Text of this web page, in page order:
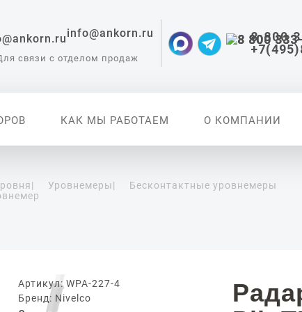
info@ankorn.ru
связи с отделом продаж
8 800
КАК МЫ РАБОТАЕМ О КОМПАНИИ
для
| Уровнемеры|
Бесконтактные уровнемеры
Артикул: WPA-227-4
Бренд: Nivelco